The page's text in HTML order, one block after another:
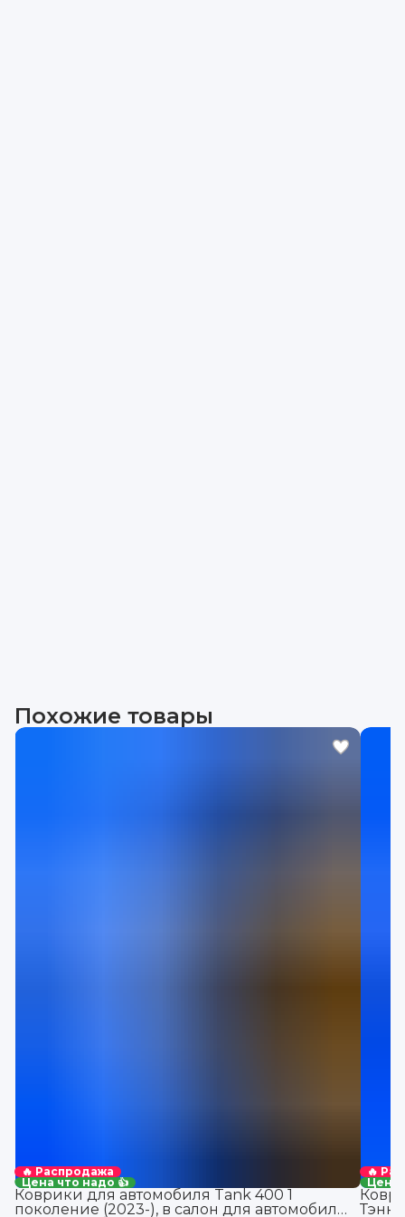
Похожие товары
🔥 Распродажа
Цена что надо 👍
Коврики для автомобиля Tank 400 1
поколение (2023-), в салон для автомобиля
🔥
Цена
Тэнк